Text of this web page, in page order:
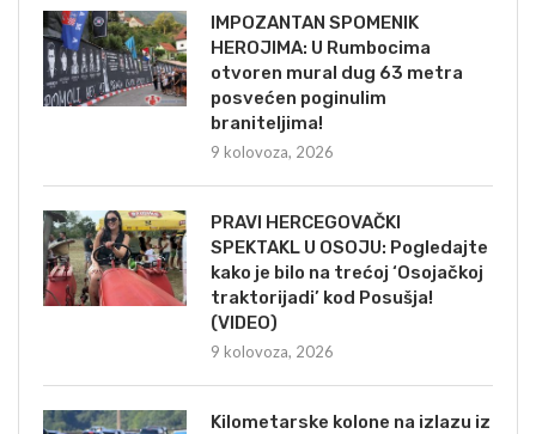
IMPOZANTAN SPOMENIK
HEROJIMA: U Rumbocima
otvoren mural dug 63 metra
posvećen poginulim
braniteljima!
9 kolovoza, 2026
PRAVI HERCEGOVAČKI
SPEKTAKL U OSOJU: Pogledajte
kako je bilo na trećoj ‘Osojačkoj
traktorijadi’ kod Posušja!
(VIDEO)
9 kolovoza, 2026
Kilometarske kolone na izlazu iz